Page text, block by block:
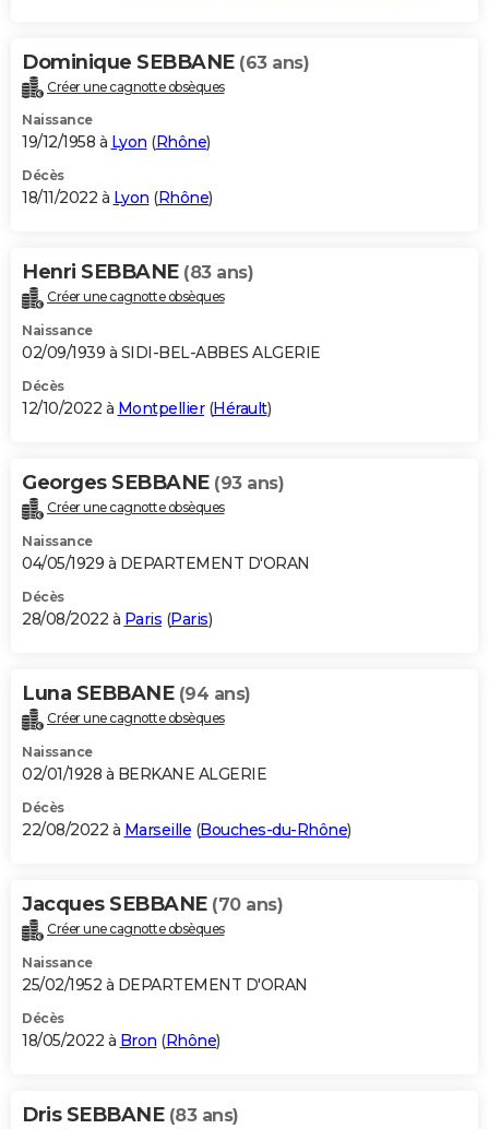
Dominique SEBBANE (63 ans)
Créer une cagnotte obsèques
Naissance
19/12/1958 à Lyon (Rhône)
Décès
18/11/2022 à Lyon (Rhône)
Henri SEBBANE (83 ans)
Créer une cagnotte obsèques
Naissance
02/09/1939 à SIDI-BEL-ABBES ALGERIE
Décès
12/10/2022 à Montpellier(Hérault)
Georges SEBBANE (93 ans)
Créer une cagnotte obsèques
Naissance
04/05/1929 à DEPARTEMENT D'ORAN
Décès
28/08/2022 à Paris (Paris)
Luna SEBBANE (94 ans)
Créer une cagnotte obsèques
Naissance
02/01/1928 à BERKANE ALGERIE
Décès
22/08/2022 à Marseille (Bouches-du-Rhône)
Jacques SEBBANE (70 ans)
Créer une cagnotte obsèques
Naissance
25/02/1952 à DEPARTEMENT D'ORAN
Décès
18/05/2022 à Bron (Rhône)
Dris SEBBANE (83 ans)